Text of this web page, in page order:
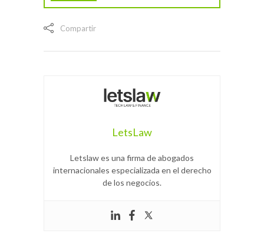
Compartir
LetsLaw
Letslaw es una firma de abogados
internacionales especializada en el derecho
de los negocios.